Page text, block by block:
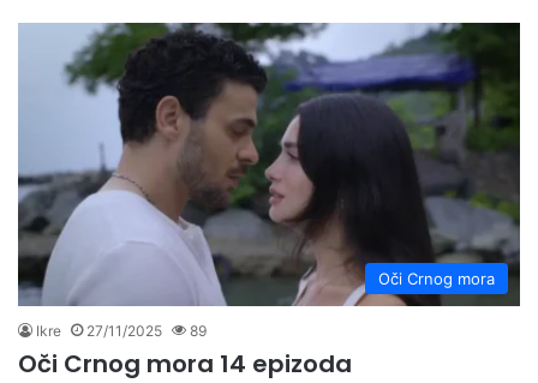
Oči Crnog mora
Ikre 27/11/2025 89
Oči Crnog mora 14 epizoda